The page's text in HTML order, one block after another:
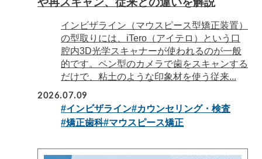
インビザライン（マウスピース型矯正装置）
の型取りには、iTero（アイテロ）という口
腔内3D光学スキャナーが使われるのが一般
的です。ペン型のカメラで歯をスキャンする
だけで、粘土のような印象材を使う従来...
2026.07.09
#インビザライン#カウンセリング・検査
#矯正歯科#マウスピース矯正